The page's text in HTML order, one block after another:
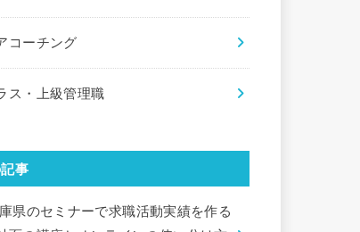
コーチング
ス・上級管理職
事
県のセミナーで求職活動実績を作る